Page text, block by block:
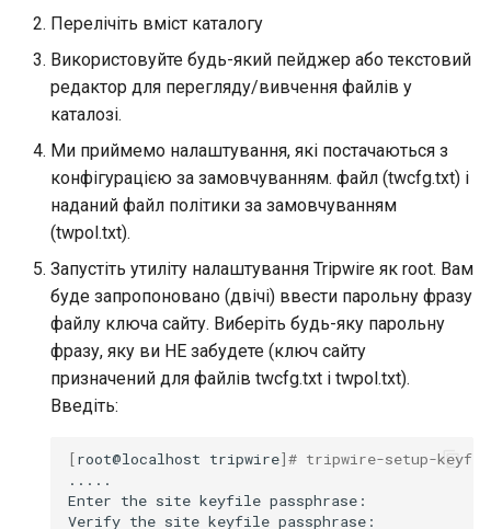
Перелічіть вміст каталогу
Використовуйте будь-який пейджер або текстовий
редактор для перегляду/вивчення файлів у
каталозі.
Ми приймемо налаштування, які постачаються з
конфігурацією за замовчуванням. файл (twcfg.txt) і
наданий файл політики за замовчуванням
(twpol.txt).
Запустіть утиліту налаштування Tripwire як root. Вам
буде запропоновано (двічі) ввести парольну фразу
файлу ключа сайту. Виберіть будь-яку парольну
фразу, яку ви НЕ забудете (ключ сайту
призначений для файлів twcfg.txt і twpol.txt).
Введіть:
[root@localhost tripwire]# tripwire-setup-
.....
Enter the site keyfile passphrase:
Verify the site keyfile passphrase: